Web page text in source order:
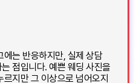
는 반응하지만, 실제 상담
점입니다. 예쁜 웨딩 사진을
지만 그 이상으로 넘어오지